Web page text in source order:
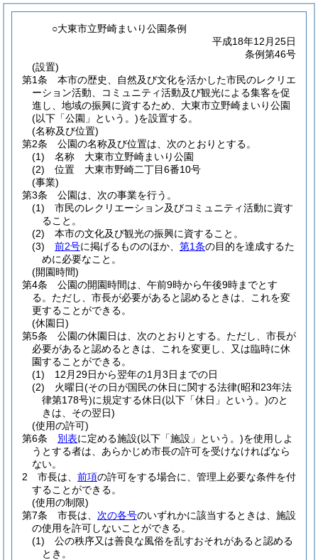
○大東市立野崎まいり公園条例
平成18年12月25日
条例第46号
(設置)
第1条
本市の歴史、自然及び文化を活かした市民のレクリエ
ーション活動、コミュニティ活動及び観光による集客を促
進し、地域の振興に資するため、大東市立野崎まいり公園
(以下「公園」という。)を設置する。
(名称及び位置)
第2条
公園の名称及び位置は、次のとおりとする。
(1)
名称 大東市立野崎まいり公園
(2)
位置 大東市野崎二丁目6番10号
(事業)
第3条
公園は、次の事業を行う。
(1)
市民のレクリエーション及びコミュニティ活動に資す
ること。
(2)
本市の文化及び観光の振興に資すること。
(3)
前2号に掲げるもののほか、 第1条の目的を達成するた
めに必要なこと。
(開園時間)
第4条
公園の開園時間は、午前9時から午後9時までとす
る。 ただし、市長が必要があると認めるときは、これを変
更することができる。
(休園日)
第5条
公園の休園日は、次のとおりとする。 ただし、市長が
必要があると認めるときは、これを変更し、又は臨時に休
園することができる。
(1)
12月29日から翌年の1月3日までの日
(2)
火曜日(その日が国民の休日に関する法律(昭和23年法
律第178号)に規定する休日(以下「休日」という。)のと
きは、その翌日)
(使用の許可)
第6条
別表に定める施設(以下「施設」という。)を使用しよ
うとする者は、あらかじめ市長の許可を受けなければなら
ない。
2
市長は、 前項の許可をする場合に、管理上必要な条件を付
することができる。
(使用の制限)
第7条
市長は、 次の各号のいずれかに該当するときは、施設
の使用を許可しないことができる。
(1)
公の秩序又は善良な風俗を乱すおそれがあると認める
とき。